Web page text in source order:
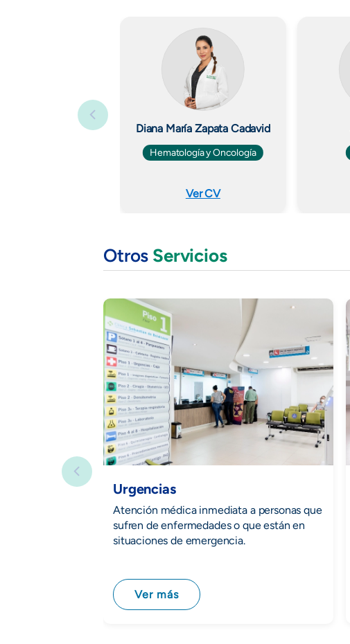
Diana María Zapata Cadavid
Hematología y Oncología
Ver CV
Otros Servicios
Urgencias
Atención médica inmediata a personas que
sufren de enfermedades o que están en
situaciones de emergencia.
Ver más